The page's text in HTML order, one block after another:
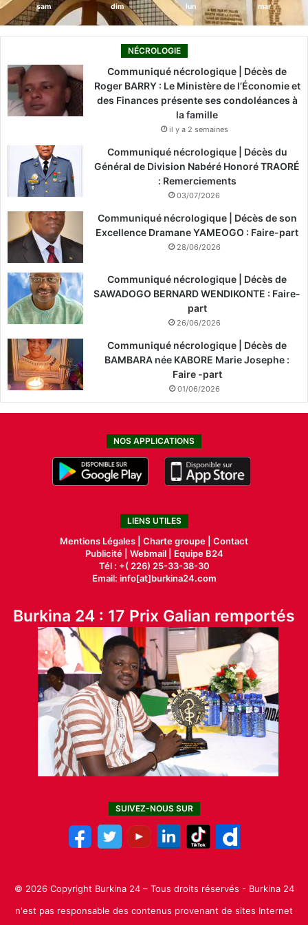
sam dim lun mar
NÉCROLOGIE
Communiqué nécrologique | Décès de
Roger BARRY : Le Ministère de l’Économie et
des Finances présente ses condoléances à
la famille
il y a 2 semaines
Communiqué nécrologique | Décès du
Général de Division Nabéré Honoré TRAORÉ
: Remerciements
03/07/2026
Communiqué nécrologique | Décès de son
Excellence Dramane YAMEOGO : Faire-part
28/06/2026
Communiqué nécrologique | Décès de
SAWADOGO BERNARD WENDIKONTE : Faire-
part
26/06/2026
Communiqué nécrologique | Décès de
BAMBARA née KABORE Marie Josephe :
Faire -part
01/06/2026
NOS APPLICATIONS
LIENS UTILES
Mentions Légales | Charte groupe | Contact
Publicité| Webmail |
Equipe B24
Tél : +( 226) 25-33-38-30
Email: info[at]burkina24.com
Burkina 24 : 17 Prix Galian remportés
SUIVEZ-NOUS SUR
© 2026 Copyright Burkina 24 – Tous droits réservés - Burkina 24
n'est pas responsable des contenus provenant de sites Internet